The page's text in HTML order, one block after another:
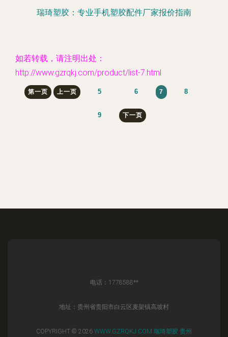
瑞琦塑胶：专业手机塑胶配件厂家报价指南
如若转载，请注明出处：
http://www.gzrqkj.com/product/list-7.html
第一页 上一页 5 6 7 8
9 下一页
电话：1778588**
地址：贵州省贵阳市白云区麦架镇高坡村
COPYRIGHT © 2026 WWW.GZRQKJ.COM 瑞琦塑胶 贵州